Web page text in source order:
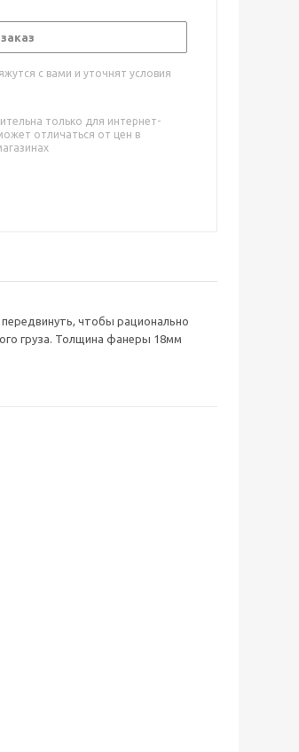
с вами и уточнят условия
только для интернет-
отличаться от цен в
чтобы рационально
груза. Толщина фанеры 18мм